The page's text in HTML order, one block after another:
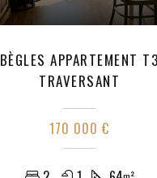
BÈGLES APPARTEMENT T3
TRAVERSANT
170 000 €